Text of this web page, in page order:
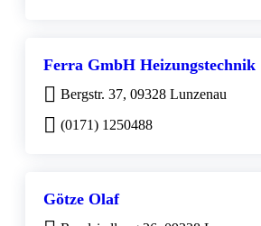
Ferra GmbH Heizungstechnik
Bergstr. 37, 09328 Lunzenau
(0171) 1250488
Götze Olaf